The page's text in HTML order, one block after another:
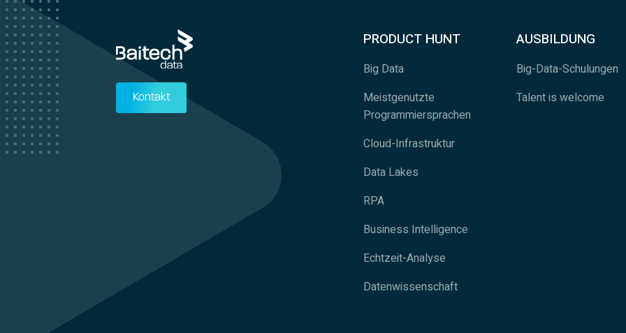
Kontakt
PRODUCT HUNT
Big Data
Meistgenutzte
Programmiersprachen
Cloud-Infrastruktur
Data Lakes
RPA
Business Intelligence
Echtzeit-Analyse
Datenwissenschaft
AUSBILDUNG
Big-Data-Schulungen
Talent is welcome